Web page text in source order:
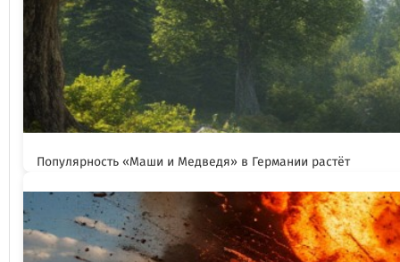
Популярность «Маши и Медведя» в Германии растёт